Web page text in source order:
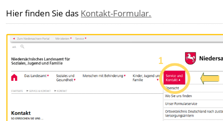
Hier finden Sie das Kontakt-Formular.